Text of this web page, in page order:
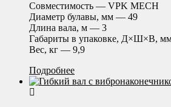
Совместимость — VPK MECH
Диаметр булавы, мм — 49
Длина вала, м — 3
Габариты в упаковке, Д×Ш×В,
Вес, кг — 9,9
Подробнее